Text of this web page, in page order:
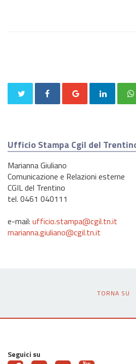
Ufficio Stampa Cgil del
Marianna Giuliano
Comunicazione e Relazioni esterne
CGIL del Trentino
tel. 0461 040111
e-mail: ufficio.stampa@cgil.tn.it
marianna.giuliano@cgil.tn.it
TORNA SU
Seguici su